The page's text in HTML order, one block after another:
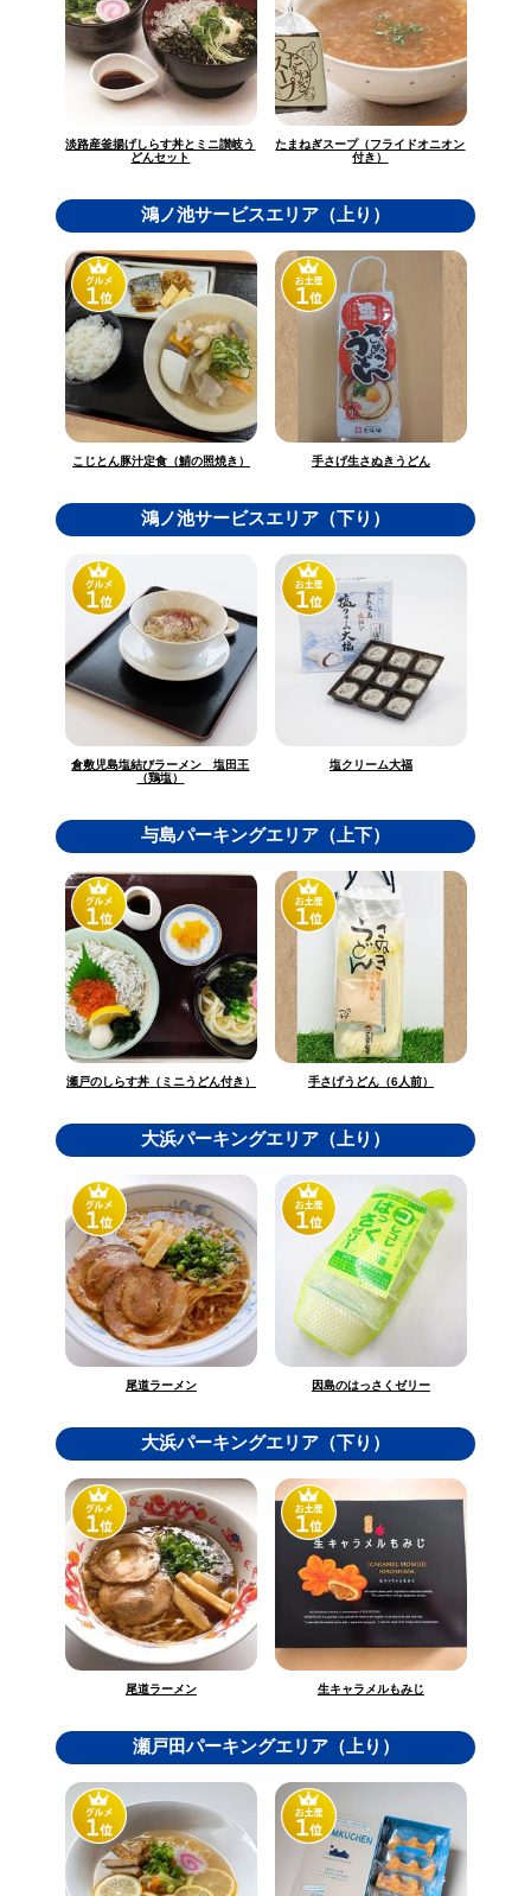
淡路産釜揚げしらす丼とミニ讃岐う
どんセット
たまねぎスープ（フライドオニオン
付き）
鴻ノ池サービスエリア（上り）
こじとん豚汁定食（鯖の照焼き） 手さげ生さぬきうどん
鴻ノ池サービスエリア（下り）
倉敷児島塩結びラーメン 塩田王
（鶏塩）
塩クリーム大福
与島パーキングエリア（上下）
瀬戸のしらす丼（ミニうどん付き） 手さげうどん（6人前）
大浜パーキングエリア（上り）
尾道ラーメン 因島のはっさくゼリー
大浜パーキングエリア（下り）
尾道ラーメン 生キャラメルもみじ
瀬戸田パーキングエリア（上り）